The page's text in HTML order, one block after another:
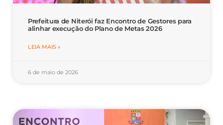
Prefeitura de Niterói faz Encontro de Gestores para
alinhar execução do Plano de Metas 2026
LEIA MAIS »
6 de maio de 2026